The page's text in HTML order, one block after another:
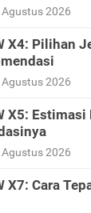
Agustus 2026
X4: Pilihan
Agustus 2026
X5: Estimasi
Agustus 2026
X7: Cara